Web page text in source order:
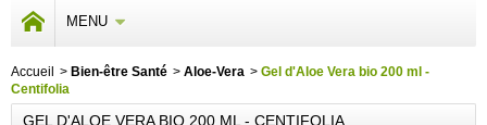
MENU
Accueil > Bien-être Santé > Aloe-Vera > Gel d'Aloe Vera bio 200 ml -
Centifolia
GEL D'ALOE VERA BIO 200 ML - CENTIFOLIA